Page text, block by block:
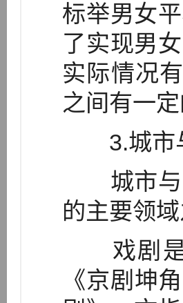
标举男女
了实现男
实际情况
之间有一
3.城市
城市与
的主要领
戏剧是
《京剧坤